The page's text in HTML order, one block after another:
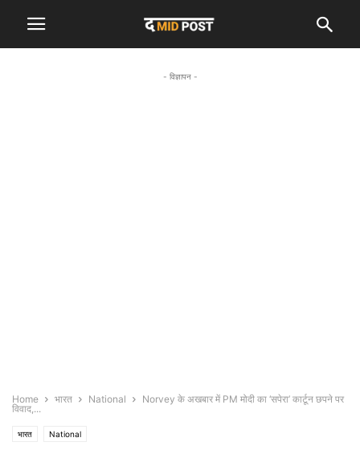
- विज्ञापन -
Home भारत National
Norvey के अखबार में PM मोदी का ‘सपेरा’ कार्टून छपने पर
विवाद,...
भारत National